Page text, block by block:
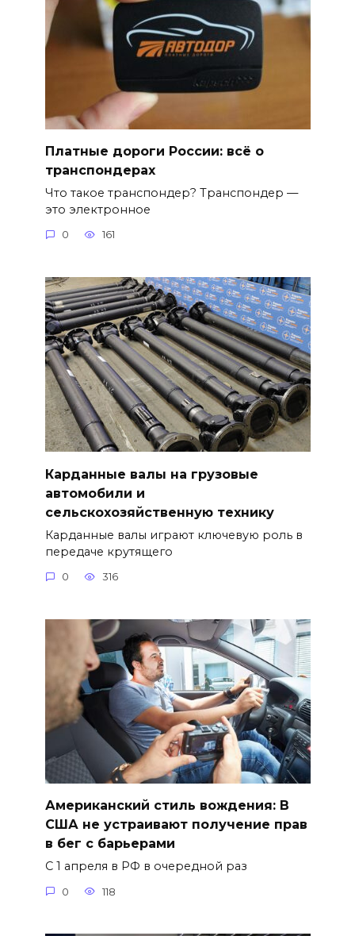
Платные дороги России: всё о
транспондерах
Что такое транспондер? Транспондер —
это электронное
0 161
Карданные валы на грузовые
автомобили и
сельскохозяйственную технику
Карданные валы играют ключевую роль в
передаче крутящего
0 316
Американский стиль вождения: В
США не устраивают получение прав
в бег с барьерами
С 1 апреля в РФ в очередной раз
0 118